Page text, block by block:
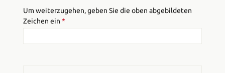
Um weiterzugehen, geben Sie die oben abgebildeten
Zeichen ein *